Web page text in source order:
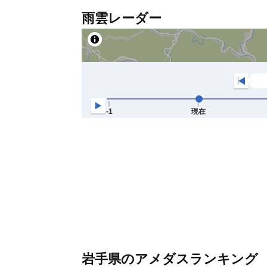
雨雲レーダー
岩手県のアメダスランキング